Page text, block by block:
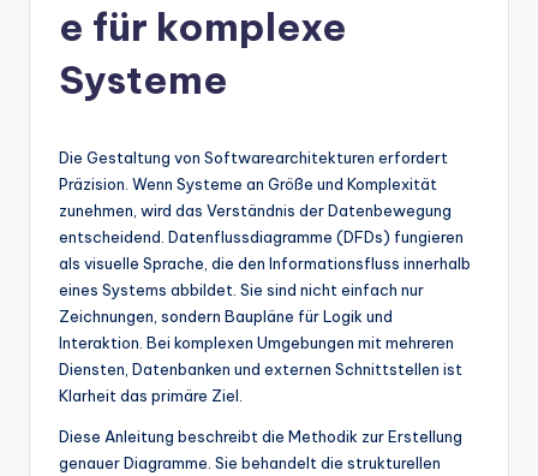
m
A
In
si
e für komplexe
Systeme
Die Gestaltung von Softwarearchitekturen erfordert
Präzision. Wenn Systeme an Größe und Komplexität
zunehmen, wird das Verständnis der Datenbewegung
entscheidend. Datenflussdiagramme (DFDs) fungieren
als visuelle Sprache, die den Informationsfluss innerhalb
eines Systems abbildet. Sie sind nicht einfach nur
Zeichnungen, sondern Baupläne für Logik und
Interaktion. Bei komplexen Umgebungen mit mehreren
Diensten, Datenbanken und externen Schnittstellen ist
Klarheit das primäre Ziel.
Diese Anleitung beschreibt die Methodik zur Erstellung
genauer Diagramme. Sie behandelt die strukturellen